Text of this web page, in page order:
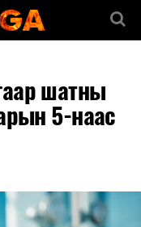
шатны
5-наас